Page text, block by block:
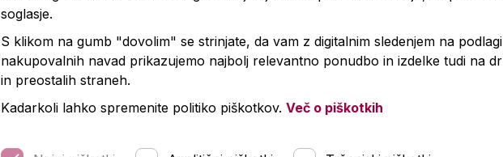
Zeliščni vrt, zbirka Moj sanjski vrt
soglasje.
S klikom na gumb "dovolim" se strinjate, da vam z digitalnim sledenjem na
nakupovalnih navad prikazujemo najbolj relevantno ponudbo in izdelke tudi na
in preostalih straneh.
Kadarkoli lahko spremenite politiko piškotkov. Več o piškotkih